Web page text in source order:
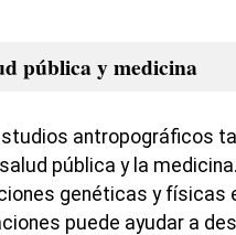
pública y medicina
antropográficos
pública y la
genéticas y físicas
puede ayudar a